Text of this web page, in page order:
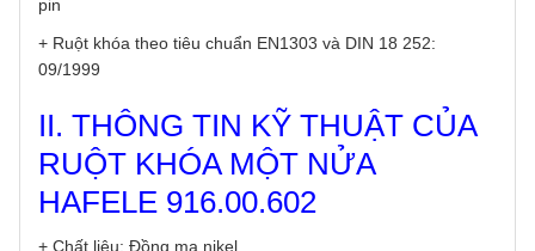
pin
+ Ruột khóa theo tiêu chuẩn EN1303 và DIN 18 252:
09/1999
II. THÔNG TIN KỸ THUẬT CỦA
RUỘT KHÓA MỘT NỬA
HAFELE 916.00.602
+ Chất liệu: Đồng mạ nikel